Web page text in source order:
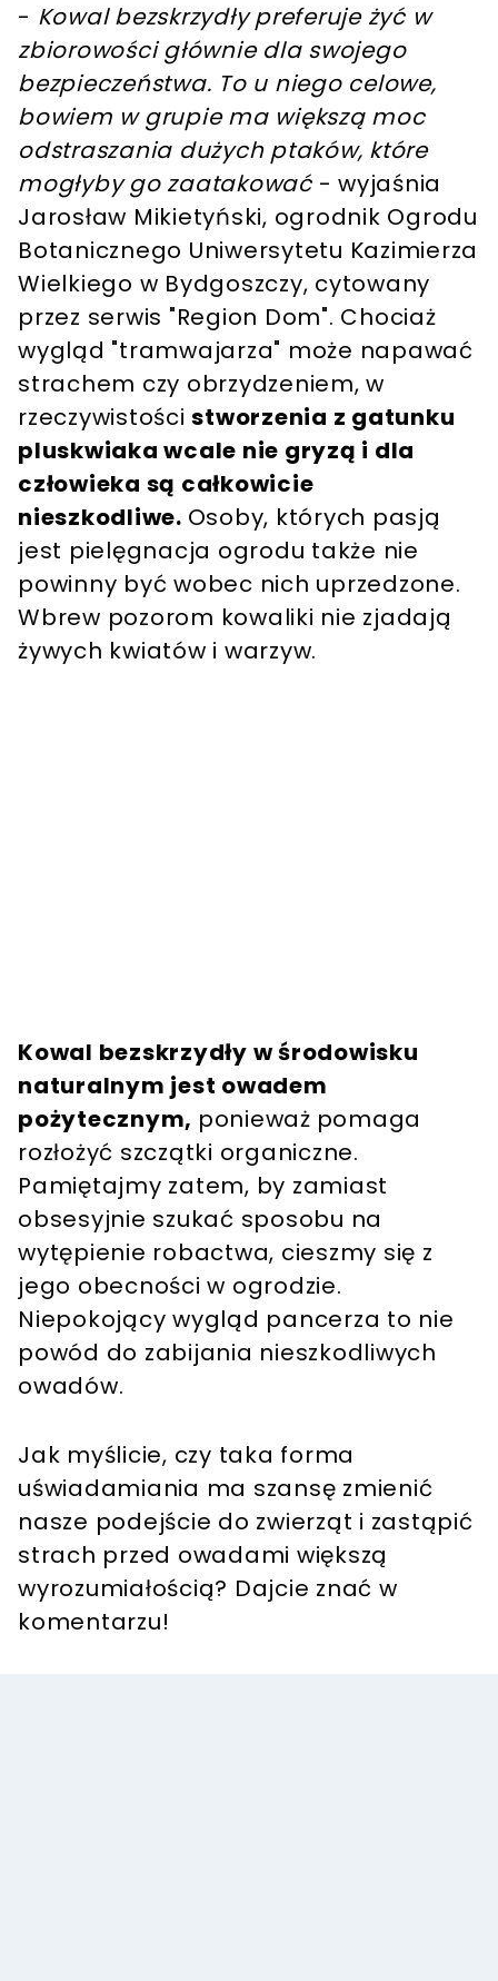
- Kowal bezskrzydły preferuje żyć w
zbiorowości głównie dla swojego
bezpieczeństwa. To u niego celowe,
bowiem w grupie ma większą moc
odstraszania dużych ptaków, które
mogłyby go zaatakować- wyjaśnia
Jarosław Mikietyński, ogrodnik Ogrodu
Botanicznego Uniwersytetu Kazimierza
Wielkiego w Bydgoszczy, cytowany
przez serwis "Region Dom". Chociaż
wygląd "tramwajarza" może napawać
strachem czy obrzydzeniem, w
rzeczywistościstworzenia z gatunku
pluskwiaka wcale nie gryzą i dla
człowieka są całkowicie
nieszkodliwe. Osoby, których pasją
jest pielęgnacja ogrodu także nie
powinny być wobec nich uprzedzone.
Wbrew pozorom kowaliki nie zjadają
żywych kwiatów i warzyw.
Kowal bezskrzydły w środowisku
naturalnym jest owadem
pożytecznym, ponieważ pomaga
rozłożyć szczątki organiczne.
Pamiętajmy zatem, by zamiast
obsesyjnie szukać sposobu na
wytępienie robactwa, cieszmy się z
jego obecności w ogrodzie.
Niepokojący wygląd pancerza to nie
powód do zabijania nieszkodliwych
owadów.
Jak myślicie, czy taka forma
uświadamiania ma szansę zmienić
nasze podejście do zwierząt i zastąpić
strach przed owadami większą
wyrozumiałością? Dajcie znać w
komentarzu!